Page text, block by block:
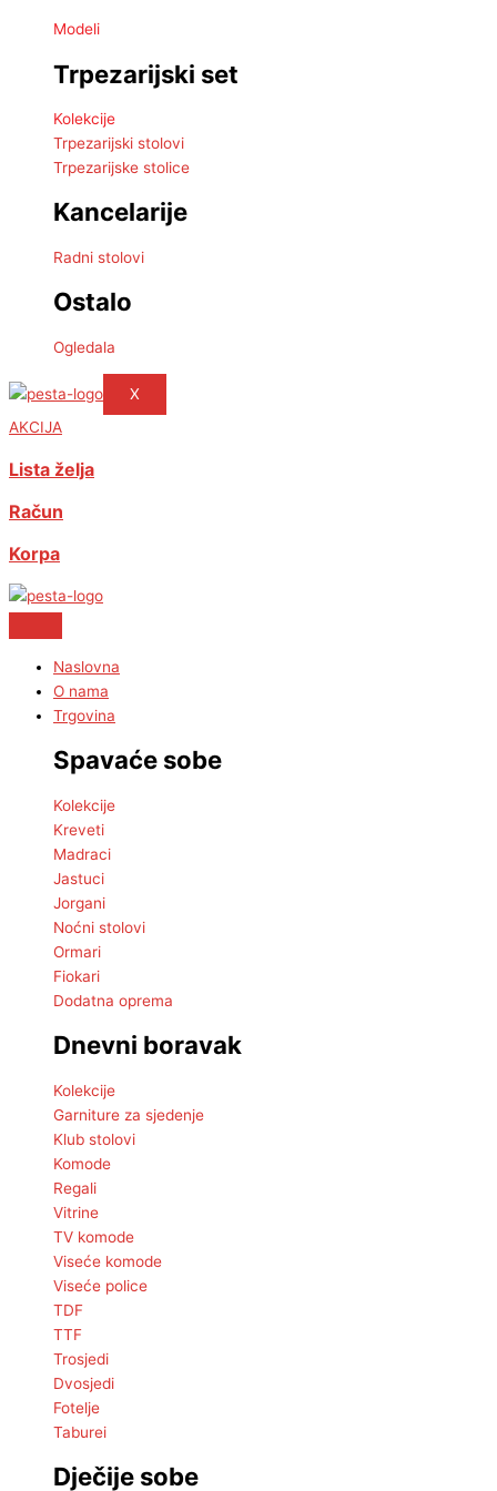
Modeli
Trpezarijski set
Kolekcije
Trpezarijski stolovi
Trpezarijske stolice
Kancelarije
Radni stolovi
Ostalo
Ogledala
X
AKCIJA
Lista želja
Račun
Korpa
Naslovna
O nama
Trgovina
Spavaće sobe
Kolekcije
Kreveti
Madraci
Jastuci
Jorgani
Noćni stolovi
Ormari
Fiokari
Dodatna oprema
Dnevni boravak
Kolekcije
Garniture za sjedenje
Klub stolovi
Komode
Regali
Vitrine
TV komode
Viseće komode
Viseće police
TDF
TTF
Trosjedi
Dvosjedi
Fotelje
Taburei
Dječije sobe